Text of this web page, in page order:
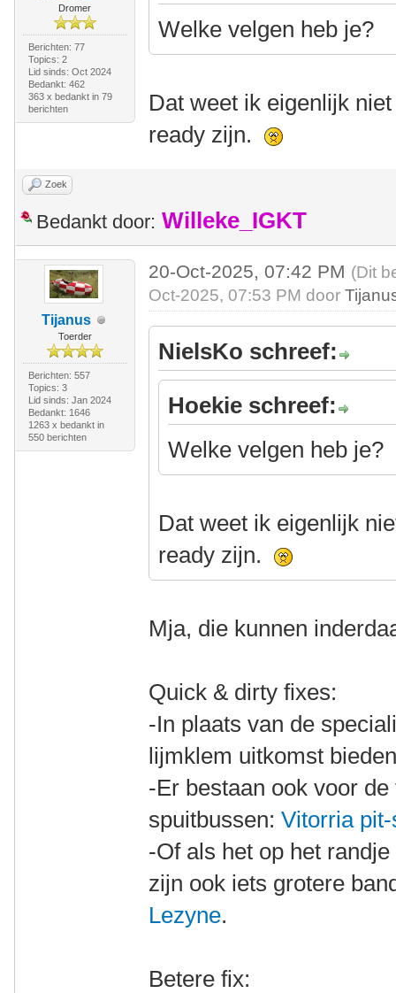
Dromer
Berichten: 77
Topics: 2
Lid sinds: Oct 2024
Bedankt: 462
363 x bedankt in 79
berichten
Welke velgen heb je?
Dat weet ik eigenlijk
ready zijn.
Zoek
Bedankt door: Willeke_IGKT
Tijanus
Toerder
Berichten: 557
Topics: 3
Lid sinds: Jan 2024
Bedankt: 1646
1263 x bedankt in
550 berichten
20-Oct-2025, 07:42 PM (Dit
Oct-2025, 07:53 PM door
NielsKo schreef:
Hoekie schreef:
Welke velgen heb je?
Dat weet ik eigenlijk
ready zijn.
Mja, die kunnen
Quick & dirty fixes:
-In plaats van de
lijmklem uitkomst
-Er bestaan ook voor
spuitbussen:Vitorria
-Of als het op het
zijn ook iets grotere
Lezyne.
Betere fix: